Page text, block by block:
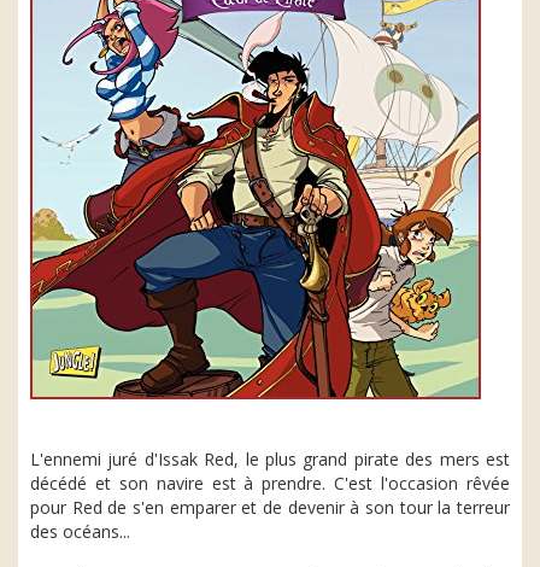
L'ennemi juré d'Issak Red, le plus grand pirate des mers est
décédé et son navire est à prendre. C'est l'occasion rêvée
pour Red de s'en emparer et de devenir à son tour la terreur
des océans...